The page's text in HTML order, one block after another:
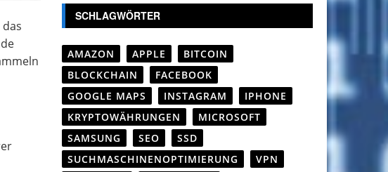
SCHLAGWÖRTER
AMAZON APPLE
BITCOIN
BLOCKCHAIN
FACEBOOK
GOOGLE MAPS
INSTAGRAM
IPHONE
KRYPTOWÄHRUNGEN
MICROSOFT
SAMSUNG
SEO
SSD
SUCHMASCHINENOPTIMIERUNG
VPN